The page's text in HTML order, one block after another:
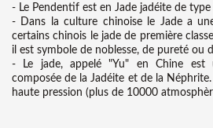
- Le Pendentif est en Jade jadéite de type
- Dans la culture chinoise le Jade a
certains chinois le jade de première
il est symbole de noblesse, de pureté ou
- Le jade, appelé "Yu" en Chine est
composée de la Jadéite et de la
haute pression (plus de 10000